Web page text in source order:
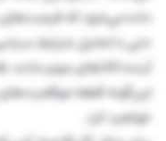
داده می‌شود که فرصت‌های
حتی با تحلیل شرایط
آینده کالاهای مهم
این‌گونه قطعا
خواهید کرد.